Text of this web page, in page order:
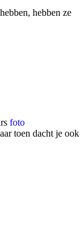
hebben ze
foto
toen dacht je ook